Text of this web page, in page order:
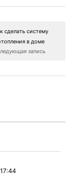
сделать систему
в доме
запись